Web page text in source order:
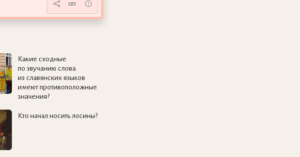
Какие сходные
по звучанию слова
из славянских языков
имеют противоположные
значения?
Кто начал носить лосины?